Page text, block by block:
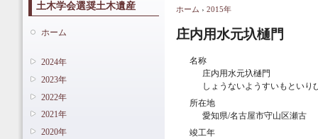
土木学会選奨土木遺産
ホーム
2024年
2023年
2022年
2021年
2020年
現在地
ホーム › 2015年
庄内用水元圦樋門
名称
庄内用水元圦樋門
しょうないようすいもといり
所在地
愛知県/名古屋市守山区瀬古
竣工年